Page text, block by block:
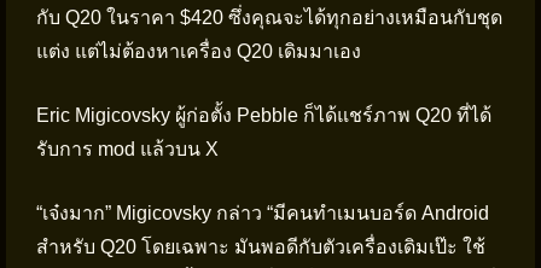
กับ Q20 ในราคา $420 ซึ่งคุณจะได้ทุกอย่างเหมือนกับชุด
แต่ง แต่ไม่ต้องหาเครื่อง Q20 เดิมมาเอง
Eric Migicovsky ผู้ก่อตั้ง Pebble ก็ได้แชร์ภาพ Q20 ที่ได้
รับการ mod แล้วบน X
“เจ๋งมาก” Migicovsky กล่าว “มีคนทำเมนบอร์ด Android
สำหรับ Q20 โดยเฉพาะ มันพอดีกับตัวเครื่องเดิมเป๊ะ ใช้